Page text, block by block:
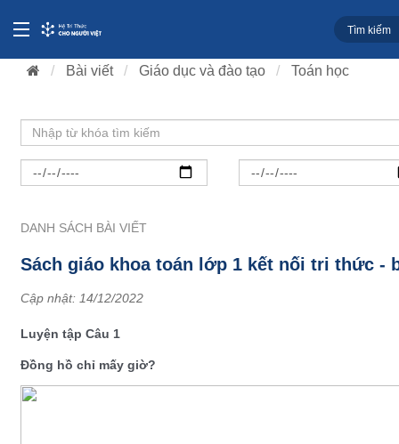
Bài viết Giáo dục và đào tạo Toán học
DANH SÁCH BÀI VIẾT
Sách giáo khoa toán lớp 1 kết nối tri thức -
Cập nhật: 14/12/2022
Luyện tập Câu 1
Đồng hồ chỉ mấy giờ?